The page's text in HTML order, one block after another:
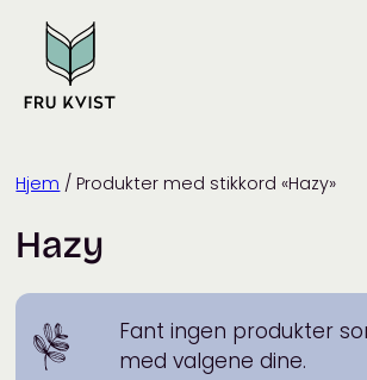
content
Hjem / Produkter med stikkord «Hazy»
Hazy
Fant ingen produkter
med valgene dine.